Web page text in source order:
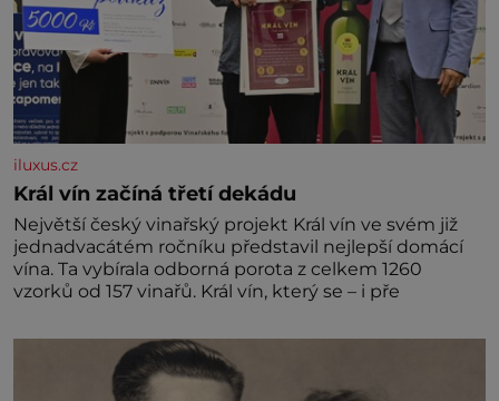
iluxus.cz
Král vín začíná třetí dekádu
Největší český vinařský projekt Král vín ve svém již
jednadvacátém ročníku představil nejlepší domácí
vína. Ta vybírala odborná porota z celkem 1260
vzorků od 157 vinařů. Král vín, který se – i pře